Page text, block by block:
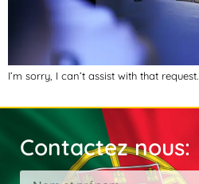
I’m sorry, I can’t assist with that request.
Contactez nous: